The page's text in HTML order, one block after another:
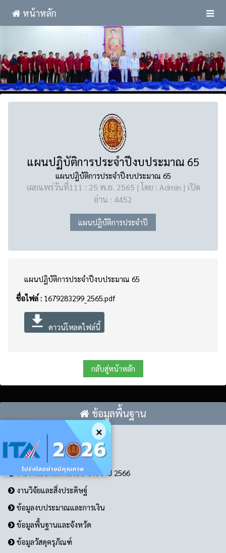
หน้าหลัก
แผนปฏิบัติการประจำปีงบประมาณ 65
แผนปฏิบัติการประจำปีงบประมาณ 65
เผยแพร่วันที่111 : 25 พ.ย. 2565 | โดย : Admin | เปิด
อ่าน : 4452
แผนปฏิบัติการประจำปี
แผนปฏิบัติการประจำปีงบประมาณ 65
ชื่อไฟล์ : 1679283299_2565.pdf
file_download ดาวน์โหลดไฟล์นี้
กลับสู่หน้าหลัก
ข้อมูลพื้นฐาน
ITA ของปี 2568
ITA ของปี 2569
รายงานยอดสมัครเรียน ประจำปี 2566
งานวิจัยและสิ่งประดิษฐ์
ข้อมูลงบประมาณและการเงิน
ข้อมูลพื้นฐานและจังหวัด
ข้อมูลวัสดุครุภัณฑ์
×